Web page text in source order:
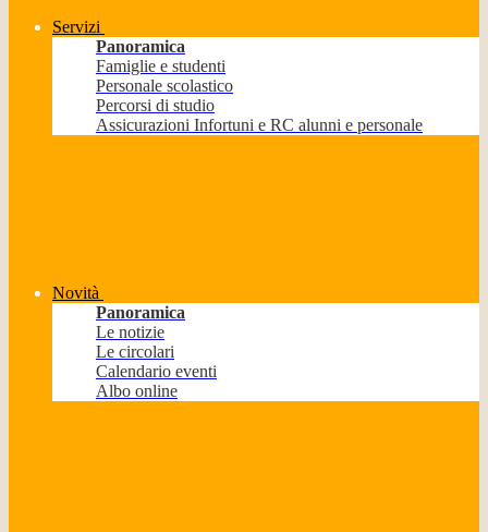
Servizi
Panoramica
Famiglie e studenti
Personale scolastico
Percorsi di studio
Assicurazioni Infortuni e RC alunni e personale
Novità
Panoramica
Le notizie
Le circolari
Calendario eventi
Albo online